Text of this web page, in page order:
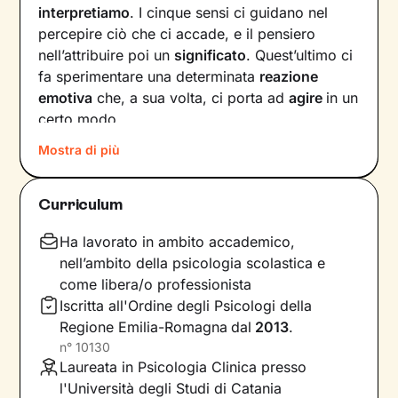
interpretiamo. I cinque sensi ci guidano nel
percepire ciò che ci accade, e il pensiero
nell’attribuire poi un significato. Quest’ultimo ci
fa sperimentare una determinata reazione
emotiva che, a sua volta, ci porta adagire in un
certo modo.
Col passare del tempo possono crearsi circoli
virtuosi ma anche viziosi, che ci allontanano dal
benessere e dalla persona che vorremmo
andando aintervenire su pensieri e
comportamentiin modo da innescare un
cambiamento positivo.
Nei nostri incontri andremo prima di tutto a
indagare quali siano gli elementi che
influenzano l’interpretazione degli eventi della
tua vita. Una volta acquisita questa
Mostra di più
Curriculum
Ha lavorato in ambito accademico,
nell’ambito della psicologia scolastica e
come libera/o professionista
Iscritta all'Ordine degli Psicologi della
Regione Emilia-Romagna dal 2013.
n° 10130
Laureata in Psicologia Clinica presso
l'Università degli Studi di Catania